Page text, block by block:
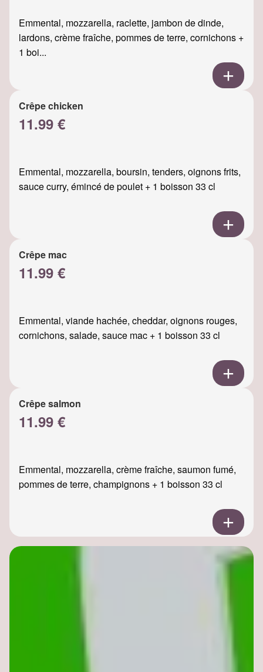
Emmental, mozzarella, raclette, jambon de dinde,
lardons, crème fraîche, pommes de terre, cornichons +
1 boi...
Crêpe chicken
11.99 €
Emmental, mozzarella, boursin, tenders, oignons frits,
sauce curry, émincé de poulet + 1 boisson 33 cl
Crêpe mac
11.99 €
Emmental, viande hachée, cheddar, oignons rouges,
cornichons, salade, sauce mac + 1 boisson 33 cl
Crêpe salmon
11.99 €
Emmental, mozzarella, crème fraîche, saumon fumé,
pommes de terre, champignons + 1 boisson 33 cl